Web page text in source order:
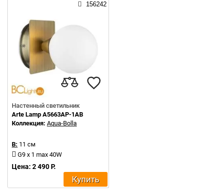
156242
Настенный светильник
Arte Lamp A5663AP-1AB
Коллекция: Aqua-Bolla
В: 11 см
G9 x 1 max 40W
Цена: 2 490 Р.
Купить